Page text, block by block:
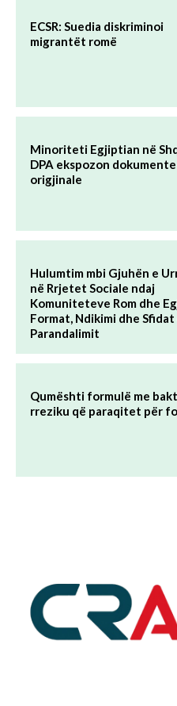
ECSR: Suedia diskriminoi
migrantët romë
Minoriteti Egjiptian në
DPA ekspozon dokumente
origjinale
Hulumtim mbi Gjuhën e
në Rrjetet Sociale ndaj
Komuniteteve Rom dhe
Format, Ndikimi dhe Sfidat
Parandalimit
Qumështi formulë me
rreziku që paraqitet për